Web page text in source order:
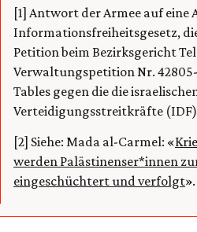
[1] Antwort der Armee auf eine
Informationsfreiheitsgesetz,
Petition beim Bezirksgericht
Verwaltungspetition Nr. 42805-
Tables gegen die die
Verteidigungsstreitkräfte
[2] Siehe: Mada al-Carmel: «
werden Palästinenser*innen
eingeschüchtert und verfolgt